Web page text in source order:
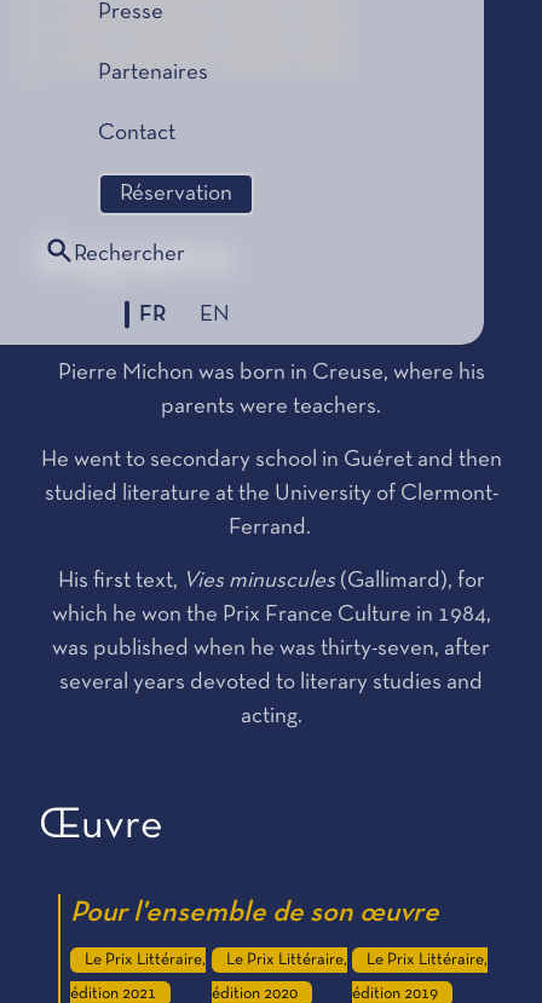
Presse
Partenaires
Contact
Réservation
Rechercher
FR EN
Le Prix Littéraire, édition 2020
Le Prix Littéraire, édition 2019
Biographie
Pierre Michon was born in Creuse, where his
parents were teachers.
He went to secondary school in Guéret and then
studied literature at the University of Clermont-
Ferrand.
His first text, Vies minuscules(Gallimard), for
which he won the Prix France Culture in 1984,
was published when he was thirty-seven, after
several years devoted to literary studies and
acting.
Œuvre
Pour l'ensemble de son œuvre
Le Prix Littéraire,
édition 2021
Le Prix Littéraire,
édition 2020
Le Prix Littéraire,
édition 2019